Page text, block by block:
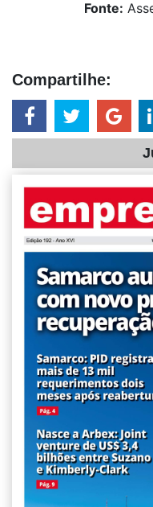
Fonte:
Compartilhe: